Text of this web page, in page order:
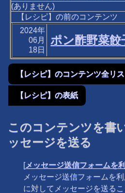
(ありません)
【レシピ】の前のコンテンツ
2024年
06月
18日
ポン酢野菜餃
【レシピ】のコンテンツ全リス
【レシピ】の表紙
このコンテンツを書
ッセージを送る
[メッセージ送信フォームを
メッセージ送信フォームを
に対してメッセージを送るこ